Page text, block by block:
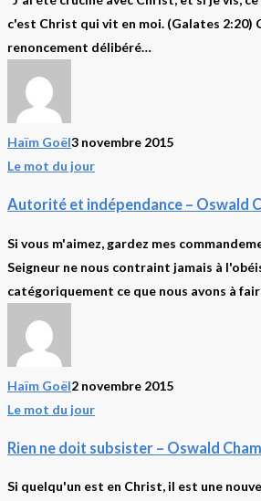
Oswald
c'est Christ qui vit en moi. (Galates 2:20)
renoncement délibéré…
Haïm Goël3 novembre 2015
Autorité
indépendance
–
Oswald
Chambers
Le mot du jour
Autorité et indépendance – Oswald
Si vous m'aimez, gardez mes
Seigneur ne nous contraint jamais à
catégoriquement ce que nous avons à
Haïm Goël2 novembre 2015
Rien
doit
subsister
Le mot du jour
Rien ne doit subsister – Oswald
Si quelqu'un est en Christ, il est une